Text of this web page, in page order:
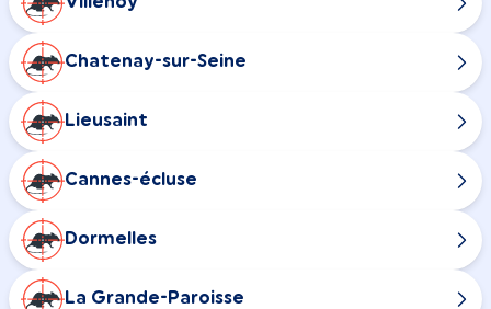
Chatenay-sur-Seine
Lieusaint
Cannes-écluse
Dormelles
La Grande-Paroisse